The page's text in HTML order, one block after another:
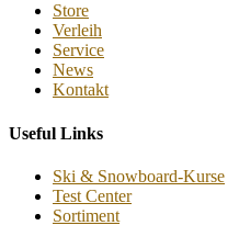
Store
Verleih
Service
News
Kontakt
Useful Links
Ski & Snowboard-Kurse
Test Center
Sortiment